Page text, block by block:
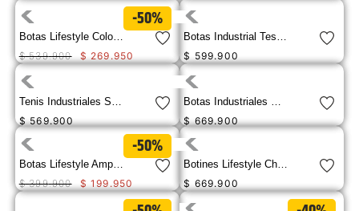
-50%
Botas Lifestyle Colorado Womens Para Mujer
$ 539.900 $ 269 .950
$ 599.900
$ 569.900
$ 669.900
-50%
Botas Lifestyle Amp Canvas Para Mujer
$ 399.900 $ 199 .950
$ 669.900
camisetas hombre
10 . tenis mujer